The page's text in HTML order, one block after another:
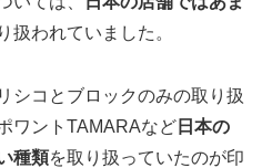
扱われていました。
シコとブロックのみの取り扱
ワントTAMARAなど 日本の
種類を取り扱っていたのが印